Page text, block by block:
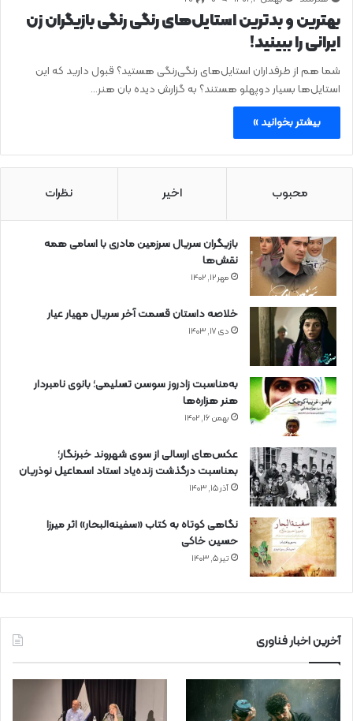
بهترین و بدترین استایل‌های رنگی رنگی بازیگران زن
ایرانی را ببینید!
شما هم از طرفداران استایل‌های رنگی‌رنگی هستید؟ قبول دارید که این
استایل‌ها بسیار دوپهلو هستند؟ به گزارش دیده بان هنر…
بیشتر بخوانید »
محبوب اخیر نظرات
بازیگران سریال سرزمین مادری با اسامی همه
نقش‌ها
مهر ۱۲, ۱۴۰۲
خلاصه داستان قسمت آخر سریال مهیار عیار
دی ۱۷, ۱۴۰۳
به‌مناسبت زادروز سوسن تسلیمی؛ بانوی نامبردار
هنر هزاره‌ها
بهمن ۱۶, ۱۴۰۲
عکس‌های ارسالی از سوی شهروند خبرنگار؛
بمناسبت درگذشت زنده‌یاد استاد اسماعیل نوذریان
آذر ۱۵, ۱۴۰۳
نگاهی کوتاه به کتاب «سفینه‌البحار» اثر میرزا
حسین خاکی
تیر ۵, ۱۴۰۳
آخرین اخبار فناوری